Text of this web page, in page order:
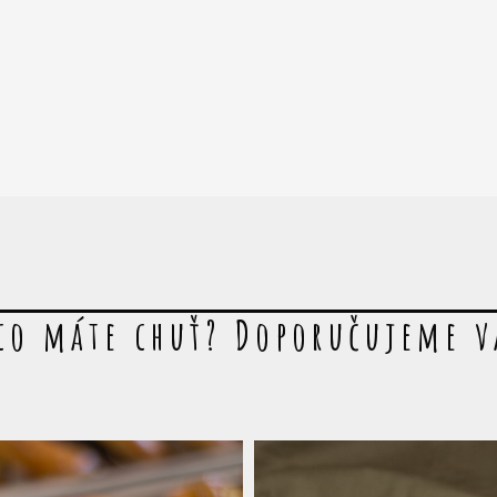
máte chuť? Doporučujeme